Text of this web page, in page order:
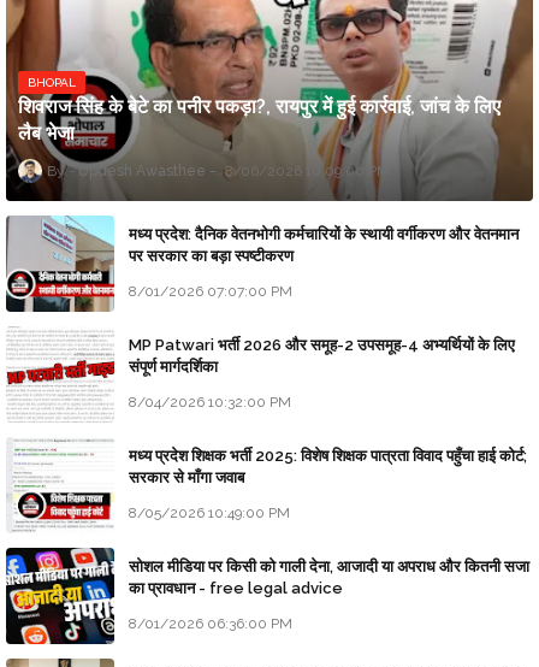
BHOPAL
शिवराज सिंह के बेटे का पनीर पकड़ा?, रायपुर में हुई कार्रवाई, जांच के लिए
लैब भेजा
Updesh Awasthee 8/06/2026 10:09:00 PM
मध्य प्रदेश: दैनिक वेतनभोगी कर्मचारियों के स्थायी वर्गीकरण और वेतनमान
पर सरकार का बड़ा स्पष्टीकरण
8/01/2026 07:07:00 PM
MP Patwari भर्ती 2026 और समूह-2 उपसमूह-4 अभ्यर्थियों के लिए
संपूर्ण मार्गदर्शिका
8/04/2026 10:32:00 PM
मध्य प्रदेश शिक्षक भर्ती 2025: विशेष शिक्षक पात्रता विवाद पहुँचा हाई कोर्ट;
सरकार से माँगा जवाब
8/05/2026 10:49:00 PM
सोशल मीडिया पर किसी को गाली देना, आजादी या अपराध और कितनी सजा
का प्रावधान - free legal advice
8/01/2026 06:36:00 PM